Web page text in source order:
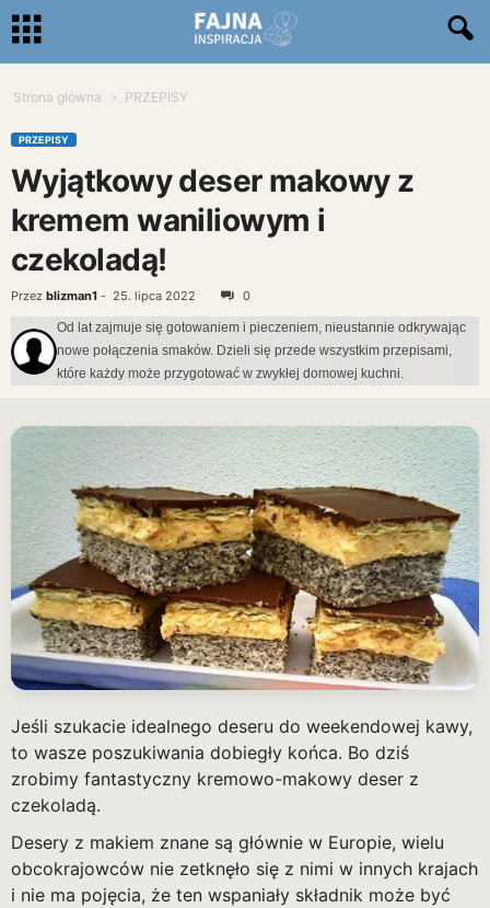
Strona główna PRZEPISY
PRZEPISY
Wyjątkowy deser makowy z
kremem waniliowym i
czekoladą!
Przez blizman1 - 25. lipca 2022 0
Od lat zajmuje się gotowaniem i pieczeniem, nieustannie odkrywając
nowe połączenia smaków. Dzieli się przede wszystkim przepisami,
które każdy może przygotować w zwykłej domowej kuchni.
Jeśli szukacie idealnego deseru do weekendowej kawy,
to wasze poszukiwania dobiegły końca. Bo dziś
zrobimy fantastyczny kremowo-makowy deser z
czekoladą.
Desery z makiem znane są głównie w Europie, wielu
obcokrajowców nie zetknęło się z nimi w innych krajach
i nie ma pojęcia, że ten wspaniały składnik może być